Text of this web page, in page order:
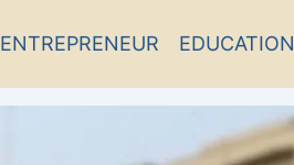
ENTREPRENEUR EDUCATION